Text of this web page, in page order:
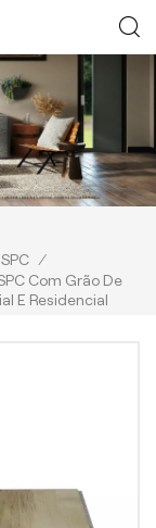
/
Com Grão De
E Residencial